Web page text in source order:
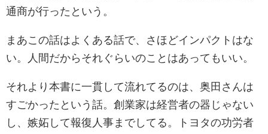
通商が行ったという。
まあこの話はよくある話で、さほどインパクトはな
い。人間だからそれぐらいのことはあってもいい。
それより本書に一貫して流れてるのは、奥田さんは
すごかったという話。創業家は経営者の器じゃない
し、嫉妬して報復人事までしてる。トヨタの功労者